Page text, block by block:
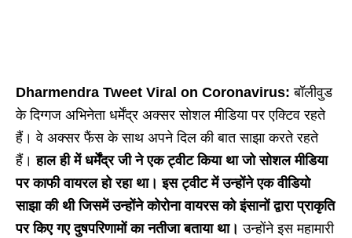
Dharmendra Tweet Viral on Coronavirus:बॉलीवुड
के दिग्गज अभिनेता धर्मेंद्र अक्सर सोशल मीडिया पर एक्टिव रहते
हैं। वे अक्सर फैंस के साथ अपने दिल की बात साझा करते रहते
हैं।हाल ही में धर्मेंद्र जी ने एक ट्वीट किया था जो सोशल मीडिया
पर काफी वायरल हो रहा था। इस ट्वीट में उन्होंने एक वीडियो
साझा की थी जिसमें उन्होंने कोरोना वायरस को इंसानों द्वारा प्राकृति
पर किए गए दुषपरिणामों का नतीजा बताया था।उन्होंने इस महामारी